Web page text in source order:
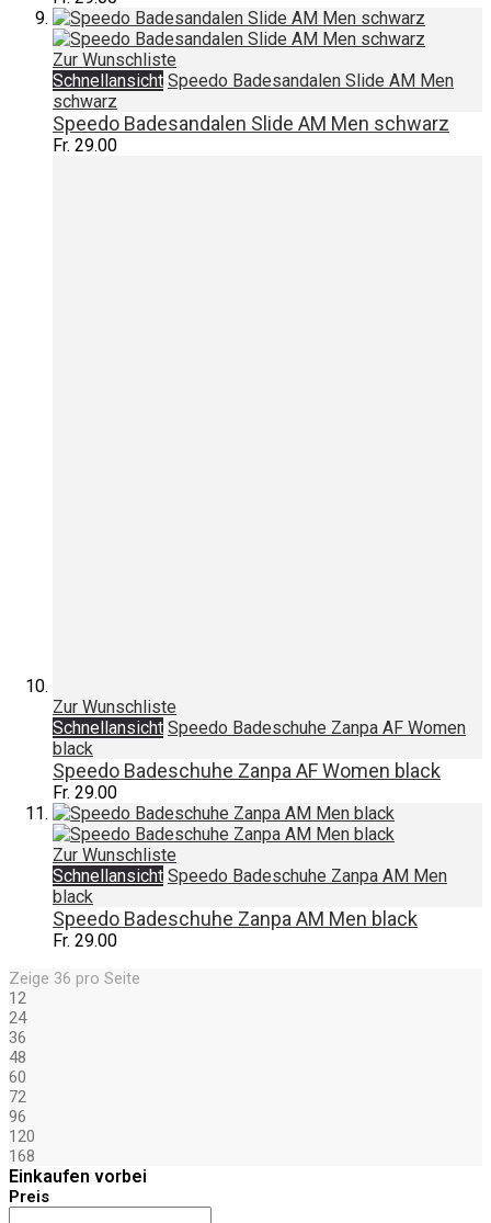
Zur Wunschliste
Schnellansicht Speedo Badesandalen Slide AM Men
schwarz
Speedo Badesandalen Slide AM Men schwarz
Fr. 29.00
Zur Wunschliste
Schnellansicht Speedo Badeschuhe Zanpa AF Women
black
Speedo Badeschuhe Zanpa AF Women black
Fr. 29.00
Zur Wunschliste
Schnellansicht Speedo Badeschuhe Zanpa AM Men
black
Speedo Badeschuhe Zanpa AM Men black
Fr. 29.00
Zeige 36 pro Seite
12
24
36
48
60
72
96
120
168
Einkaufen vorbei
Preis